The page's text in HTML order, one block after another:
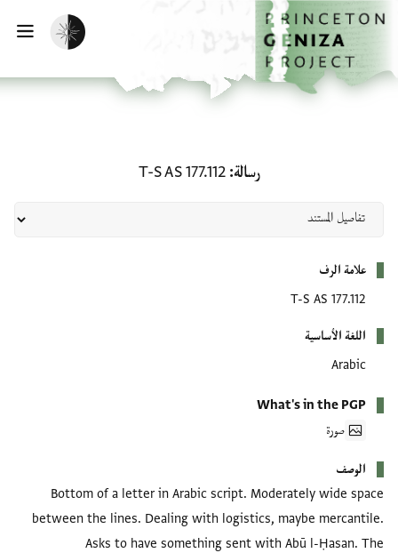
إلى المحتوى الرئيسي
الرئيسية
تفعيل الوضع المظلم
رسالة T-S AS 177.112
علامة الرف
T-S AS 177.112
اللغة الأساسية
Arabic
What's in the PGP
صورة
الوصف
Bottom of a letter in Arabic script. Moderately wide space
between the lines. Dealing with logistics, maybe mercantile.
Asks to have something sent with Abū l-Ḥasan. The